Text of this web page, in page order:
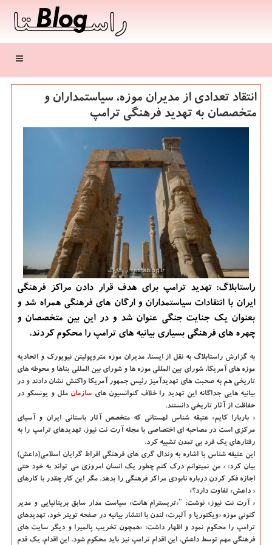
منو
انتقاد تعدادی از مدیران موزه، سیاستمداران و
متخصصان به تهدید فرهنگی ترامپ
راستابلاگ: تهدید ترامپ برای هدف قرار دادن مراكز فرهنگی
ایران با انتقادات سیاستمداران و ارگان های فرهنگی همراه شد و
بعنوان یك جنایت جنگی عنوان شد و در این بین متخصصان و
چهره های فرهنگی بسیاری بیانیه های ترامپ را محكوم كردند.
به گزارش راستابلاگ به نقل از ایسنا، مدیران موزه متروپولیتن نیویورك و اتحادیه
موزه های آمریكا، شورای بین المللی موزه ها و شورای بین المللی بناها و محوطه های
تاریخی هم به صحبت های تهدیدآمیز رئیس جمهور آمریكا واكنش نشان دادند و در
بیانیه هایی جداگانه این تهدید را خلاف كنوانسیون های سازمان ملل و یونسكو در
حفاظت از آثار تاریخی دانستند.
« باربارا كایم» عتیقه شناس لهستانی كه متخصص آثار باستانی ایران و آسیای
مركزی است در مصاحبه ای اختصاصی با مجله آرت نت نیوز، تهدیدهای ترامپ را به
رفتارهای یك فرد بی تمدن تشبیه كرد.
این عتیقه شناس با اشاره به وندال گری های فرهنگی افراط گرایان اسلامی(داعش)
بیان كرد: « من نمیتوانم درك كنم چطور یك انسان امروزی می تواند به خود حتی
اجازه فكر كردن درباره نابودی مراكز فرهنگی را بدهد. مگر این كار چقدر با كارهای
« داعش» تفاوت دارد؟»
« آرت نت نیوز» نوشت: "«تریسترام هانت» سیاست مدار سابق بریتانیایی و مدیر
كنونی موزه «ویكتوریا و آلبرت» لندن با انتشار بیانیه در صفحه تویتر خود، تهدیدهای
ترامپ را محكوم نمود و اظهار داشت: «همچون تخریب پالمیرا و دیگر سایت های
فرهنگی مهم توسط داعش، این اقدام ترامپ نیز باید محكوم شود. این اقدام، یك قدم